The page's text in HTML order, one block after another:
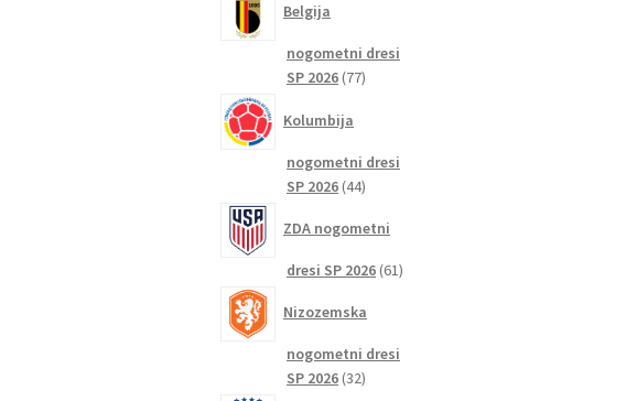
Belgija
nogometni dresi
SP 2026 7777
Kolumbija
nogometni dresi
SP 2026 4444
ZDA nogometni
dresi SP 2026 6161
Nizozemska
nogometni dresi
SP 2026 3232